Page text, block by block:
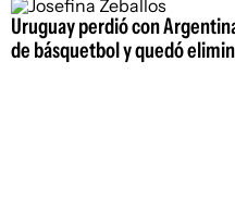
Uruguay perdió con
de básquetbol y quedó